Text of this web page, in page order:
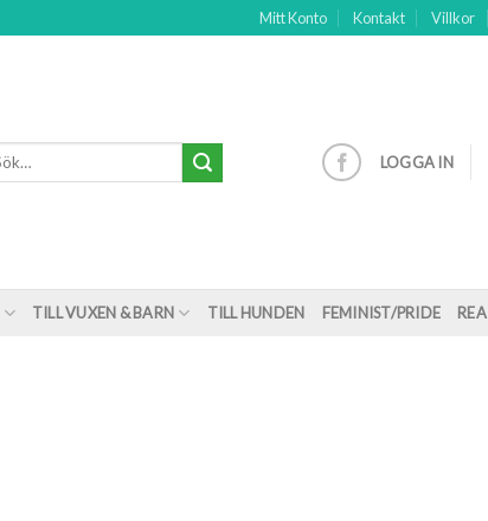
Mitt Konto Kontakt Villkor
LOGGA IN
TILL VUXEN & BARN TILL HUNDEN FEMINIST/PRIDE REA